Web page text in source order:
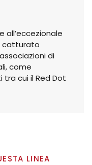
all’eccezionale
catturato
di
come
cui il Red Dot
LINEA